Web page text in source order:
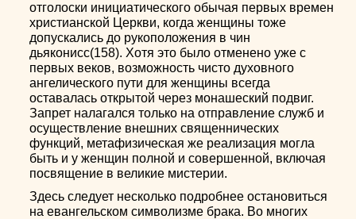
отголоски инициатического обычая первых времен
христианской Церкви, когда женщины тоже
допускались до рукоположения в чин
дьяконисс(158). Хотя это было отменено уже с
первых веков, возможность чисто духовного
ангелического пути для женщины всегда
оставалась открытой через монашеский подвиг.
Запрет налагался только на отправление служб и
осуществление внешних священнических
функций, метафизическая же реализация могла
быть и у женщин полной и совершенной, включая
посвящение в великие мистерии.
Здесь следует несколько подробнее остановиться
на евангельском символизме брака. Во многих